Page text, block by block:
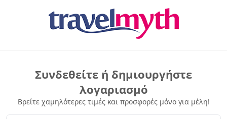
Συνδεθείτε ή δημιουργήστε
λογαριασμό
Βρείτε χαμηλότερες τιμές και προσφορές μόνο για μέλη!